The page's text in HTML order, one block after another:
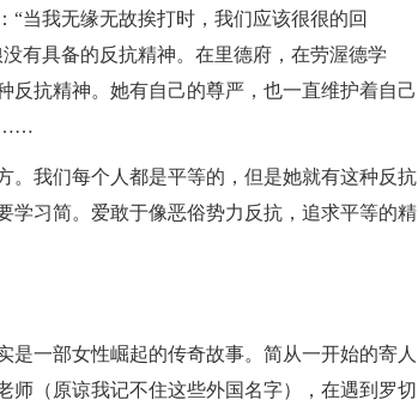
当我无缘无故挨打时，我们应该很很的回
有具备的反抗精神。在里德府，在劳渥德学
反抗精神。她有自己的尊严，也一直维护着自己
……
。我们每个人都是平等的，但是她就有这种反抗
学习简。爱敢于像恶俗势力反抗，追求平等的精
一部女性崛起的传奇故事。简从一开始的寄人
师（原谅我记不住这些外国名字），在遇到罗切